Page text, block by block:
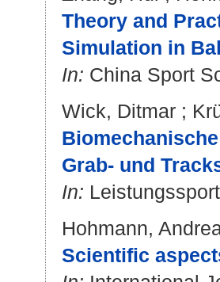
Theory and
Simulation in
In: China Sport
Wick, Ditmar ;
Grab- und
In:
Hohmann,
Scientific